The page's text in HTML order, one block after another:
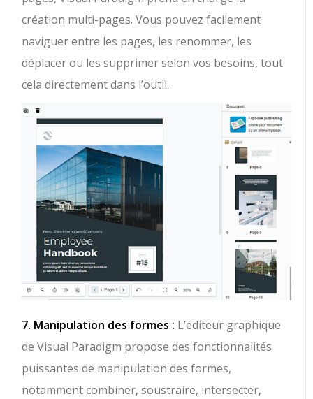
création multi-pages. Vous pouvez facilement
naviguer entre les pages, les renommer, les
déplacer ou les supprimer selon vos besoins, tout
cela directement dans l’outil.
7. Manipulation des formes : L’éditeur graphique
de Visual Paradigm propose des fonctionnalités
puissantes de manipulation des formes,
notamment combiner, soustraire, intersecter,